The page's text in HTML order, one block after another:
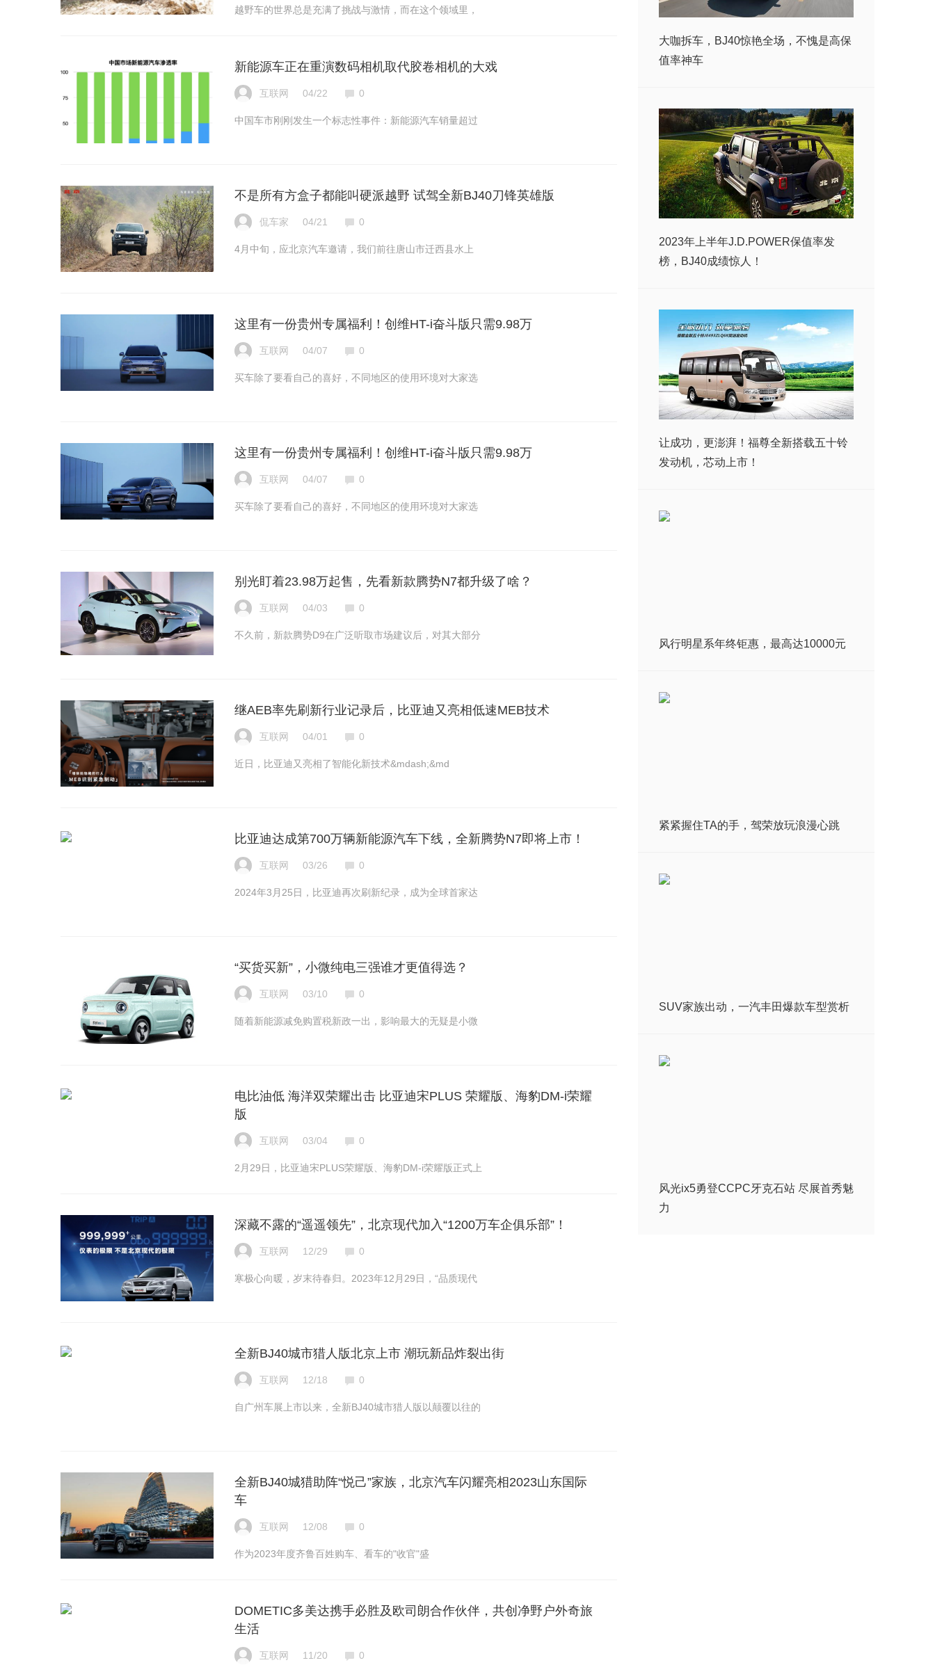
越野车的世界总是充满了挑战与激情，而在这个领域里，
新能源车正在重演数码相机取代胶卷相机的大戏
互联网 04/22 0
中国车市刚刚发生一个标志性事件：新能源汽车销量超过
不是所有方盒子都能叫硬派越野 试驾全新BJ40刀锋英雄版
侃车家 04/21 0
4月中旬，应北京汽车邀请，我们前往唐山市迁西县水上
这里有一份贵州专属福利！创维HT-i奋斗版只需9.98万
互联网 04/07 0
买车除了要看自己的喜好，不同地区的使用环境对大家选
这里有一份贵州专属福利！创维HT-i奋斗版只需9.98万
互联网 04/07 0
买车除了要看自己的喜好，不同地区的使用环境对大家选
别光盯着23.98万起售，先看新款腾势N7都升级了啥？
互联网 04/03 0
不久前，新款腾势D9在广泛听取市场建议后，对其大部分
继AEB率先刷新行业记录后，比亚迪又亮相低速MEB技术
互联网 04/01 0
近日，比亚迪又亮相了智能化新技术&mdash;&md
比亚迪达成第700万辆新能源汽车下线，全新腾势N7即将上市！
互联网 03/26 0
2024年3月25日，比亚迪再次刷新纪录，成为全球首家达
“买货买新”，小微纯电三强谁才更值得选？
互联网 03/10 0
随着新能源减免购置税新政一出，影响最大的无疑是小微
电比油低 海洋双荣耀出击 比亚迪宋PLUS 荣耀版、海豹DM-i荣耀
版
互联网 03/04 0
2月29日，比亚迪宋PLUS荣耀版、海豹DM-i荣耀版正式上
深藏不露的“遥遥领先”，北京现代加入“1200万车企俱乐部”！
互联网 12/29 0
寒极心向暖，岁末待春归。2023年12月29日，“品质现代
全新BJ40城市猎人版北京上市 潮玩新品炸裂出街
互联网 12/18 0
自广州车展上市以来，全新BJ40城市猎人版以颠覆以往的
全新BJ40城猎助阵“悦己”家族，北京汽车闪耀亮相2023山东国际
车
互联网 12/08 0
作为2023年度齐鲁百姓购车、看车的"收官"盛
DOMETIC多美达携手必胜及欧司朗合作伙伴，共创净野户外奇旅
生活
互联网 11/20 0
大咖拆车，BJ40惊艳全场，不愧是高保
值率神车
2023年上半年J.D.POWER保值率发
榜，BJ40成绩惊人！
让成功，更澎湃！福尊全新搭载五十铃
发动机，芯动上市！
风行明星系年终钜惠，最高达10000元
紧紧握住TA的手，驾荣放玩浪漫心跳
SUV家族出动，一汽丰田爆款车型赏析
风光ix5勇登CCPC牙克石站 尽展首秀魅
力